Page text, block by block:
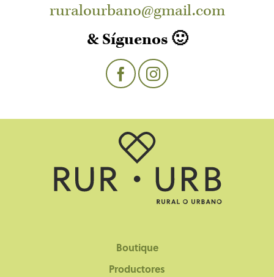
ruralourbano@gmail.com
& Síguenos 🙂
Boutique
Productores